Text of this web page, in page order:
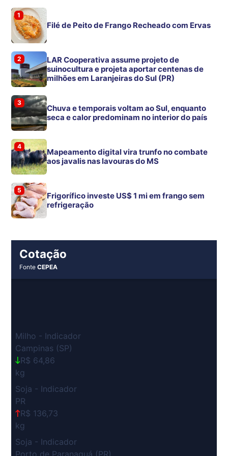
1
Filé de Peito de Frango Recheado com Ervas
2
LAR Cooperativa assume projeto de
suinocultura e projeta aportar centenas de
milhões em Laranjeiras do Sul (PR)
3
Chuva e temporais voltam ao Sul, enquanto
seca e calor predominam no interior do país
4
Mapeamento digital vira trunfo no combate
aos javalis nas lavouras do MS
5
Frigorífico investe US$ 1 mi em frango sem
refrigeração
Cotação
FonteCEPEA
Milho - Indicador
Campinas (SP)
R$ 64,86
kg
Soja - Indicador
PR
R$ 136,73
kg
Soja - Indicador
Porto de Paranaguá (PR)